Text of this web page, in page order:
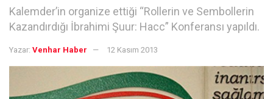
Kalemder’in organize ettiği “Rollerin ve Sembollerin
Kazandırdığı İbrahimi Şuur: Hacc” Konferansı yapıldı.
Yazar: Venhar Haber 12 Kasım 2013